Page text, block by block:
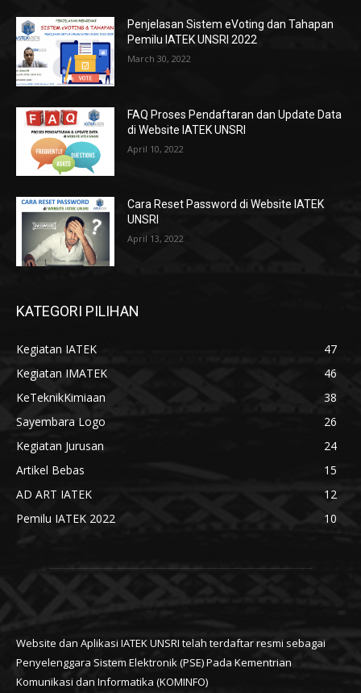
Penjelasan Sistem eVoting dan Tahapan
Pemilu IATEK UNSRI 2022
March 30, 2022
FAQ Proses Pendaftaran dan Update Data
di Website IATEK UNSRI
April 10, 2022
Cara Reset Password di Website IATEK
UNSRI
April 13, 2022
KATEGORI PILIHAN
Kegiatan IATEK
47
Kegiatan IMATEK
46
KeTeknikKimiaan
38
Sayembara Logo
26
Kegiatan Jurusan
24
Artikel Bebas
15
AD ART IATEK
12
Pemilu IATEK 2022
10
Website dan Aplikasi IATEK UNSRI telah terdaftar resmi sebagai
Penyelenggara Sistem Elektronik (PSE) Pada Kementrian
Komunikasi dan Informatika (KOMINFO)